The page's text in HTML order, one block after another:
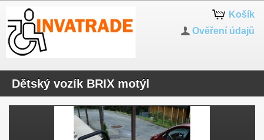
Košík
Ověření údajů
Dětský vozík BRIX motýl